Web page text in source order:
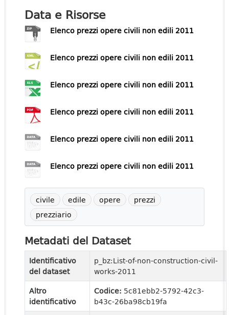
Data e Risorse
Elenco prezzi opere civili non edili 2011
Elenco prezzi opere civili non edili 2011
Elenco prezzi opere civili non edili 2011
Elenco prezzi opere civili non edili 2011
Elenco prezzi opere civili non edili 2011
Elenco prezzi opere civili non edili 2011
civile edile opere
prezzi
prezziario
Metadati del Dataset
Identificativo
del dataset
p_bz:List-of-non-construction-civil-
works-2011
Altro
identificativo
Codice: 5c81ebb2-5792-42c3-
b43c-26ba98cb19fa